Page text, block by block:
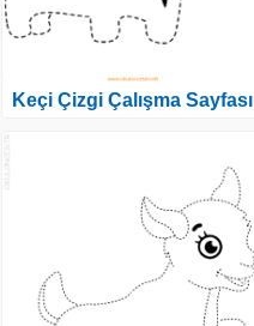
Keçi Çizgi Çalışma Sayfası